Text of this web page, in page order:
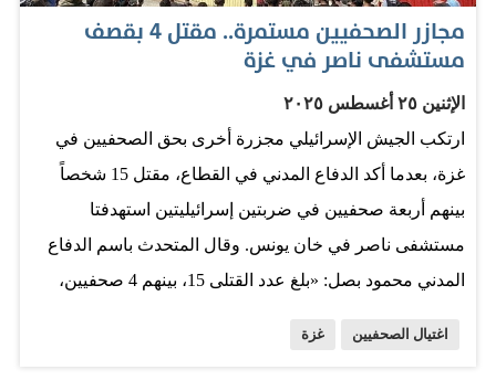
مجازر الصحفيين مستمرة.. مقتل 4 بقصف
مستشفى ناصر في غزة
الإثنين ٢٥ أغسطس ٢٠٢٥
ارتكب الجيش الإسرائيلي مجزرة أخرى بحق الصحفيين في
غزة، بعدما أكد الدفاع المدني في القطاع، مقتل 15 شخصاً
بينهم أربعة صحفيين في ضربتين إسرائيليتين استهدفتا
مستشفى ناصر في خان يونس. وقال المتحدث باسم الدفاع
المدني محمود بصل: «بلغ عدد القتلى 15، بينهم 4 صحفيين،
اغتيال الصحفيين غزة